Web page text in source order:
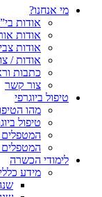
מי אנחנו?
אודות
אודות
אודות
אודות /
כתבות
צור קשר
טיפול ביוגרפי
מהו
טיפול
המטפלים
לימודי הכשרה
מידע